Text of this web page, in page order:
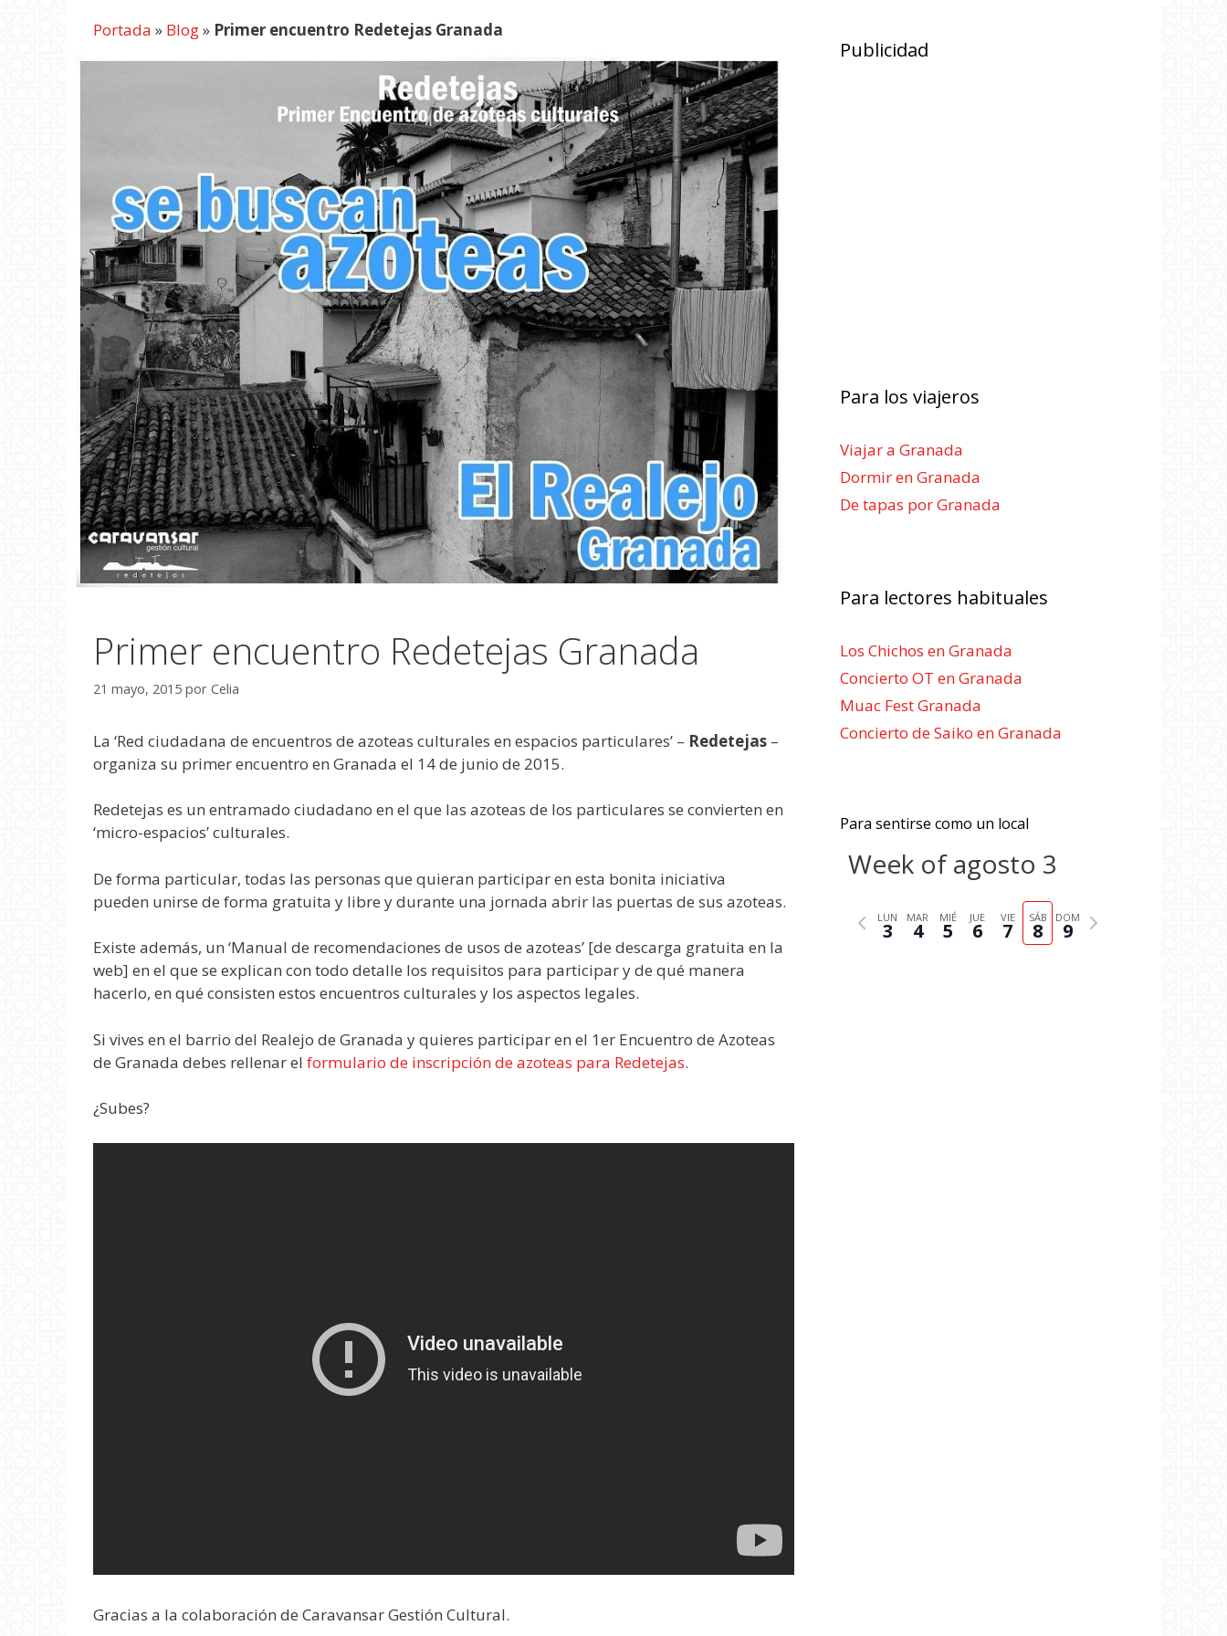
Portada » Blog» Primer encuentro ‪‎Redetejas‬ Granada
Primer encuentro ‪‎Redetejas‬ Granada
21 mayo, 2015 por Celia
La ‘Red ciudadana de encuentros de azoteas culturales en espacios particulares’ – Redetejas‬ –
organiza su primer encuentro en Granada el 14 de junio de 2015.
Redetejas‬ es un entramado ciudadano en el que las azoteas de los particulares se convierten en
‘micro-espacios’ culturales.
De forma particular, todas las personas que quieran participar en esta bonita iniciativa
pueden unirse de forma gratuita y libre y durante una jornada abrir las puertas de sus azoteas.
Existe además, un ‘Manual de recomendaciones de usos de azoteas’ [de descarga gratuita en la
web] en el que se explican con todo detalle los requisitos para participar y de qué manera
hacerlo, en qué consisten estos encuentros culturales y los aspectos legales.
Si vives en el barrio del Realejo de Granada y quieres participar en el 1er Encuentro de Azoteas
de Granada debes rellenar el formulario de inscripción de azoteas para Redetejas.
¿Subes?
Gracias a la colaboración de Caravansar Gestión Cultural.
Publicidad
Para los viajeros
Viajar a Granada
Dormir en Granada
De tapas por Granada
Para lectores habituales
Los Chichos en Granada
Concierto OT en Granada
Muac Fest Granada
Concierto de Saiko en Granada
Para sentirse como un local
Week of agosto 3
LUN
3
MAR
4
MIÉ
5
JUE
6
VIE
7
SÁB
8
DOM
9
N